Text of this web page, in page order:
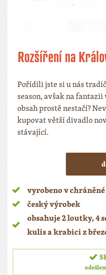
Rozšíření na
Pořídili jste si u nás
season, avšak na
obsah prostě nestačí?
kupovat větší divadlo
stávající.
vyrobeno v
český výrobek
obsahuje 2 loutky, 4
kulis a krabici z